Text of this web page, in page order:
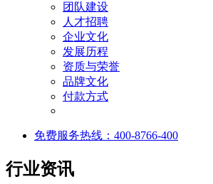
团队建设
人才招聘
企业文化
发展历程
资质与荣誉
品牌文化
付款方式
免费服务热线：400-8766-400
行业资讯